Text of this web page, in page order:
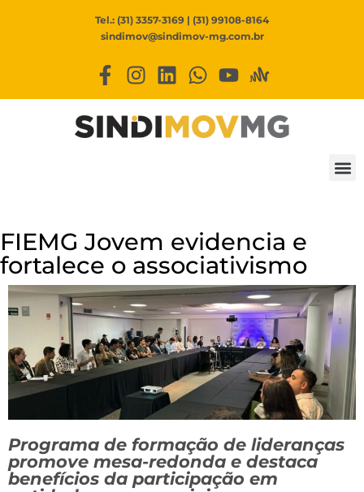
Tel.: (31) 3357-3169 | (31) 99108-8164
sindimov@sindimov-mg.com.br
FIEMG Jovem evidencia e
fortalece o associativismo
Programa de formação de lideranças
promove mesa-redonda e destaca
benefícios da participação em